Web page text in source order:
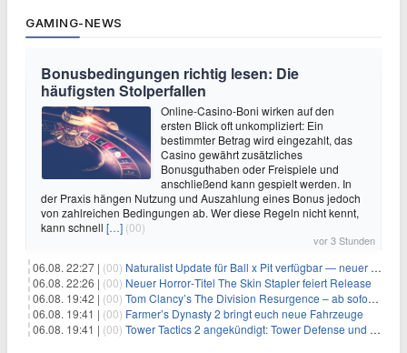
GAMING-NEWS
Bonusbedingungen richtig lesen: Die
häufigsten Stolperfallen
Online-Casino-Boni wirken auf den
ersten Blick oft unkompliziert: Ein
bestimmter Betrag wird eingezahlt, das
Casino gewährt zusätzliches
Bonusguthaben oder Freispiele und
anschließend kann gespielt werden. In
der Praxis hängen Nutzung und Auszahlung eines Bonus jedoch
von zahlreichen Bedingungen ab. Wer diese Regeln nicht kennt,
kann schnell […] (00)
vor 3 Stunden
06.08. 22:27 | (00) Naturalist Update für Ball x Pit verfügbar — neuer Content auf allen Plattformen
06.08. 22:26 | (00) Neuer Horror‑Titel The Skin Stapler feiert Release
06.08. 19:42 | (00) Tom Clancy’s The Division Resurgence – ab sofort für euch verfügbar
06.08. 19:41 | (00) Farmer’s Dynasty 2 bringt euch neue Fahrzeuge
06.08. 19:41 | (00) Tower Tactics 2 angekündigt: Tower Defense und Deckbuilding Kombo kehrt zurück